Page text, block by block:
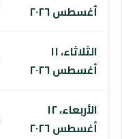
أغسطس ٢٠٢٦
الثلاثاء، ١١
أغسطس ٢٠٢٦
الأربعاء، ١٢
أغسطس ٢٠٢٦